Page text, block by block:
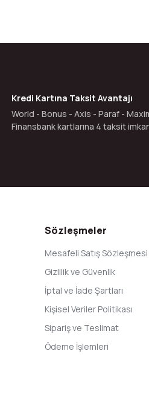
Kredi Kartına Taksit Avantajı
World - Bonus - Axis - Paraf -
Finansbank kartlarına 4 taksit
Sözleşmeler
Mesafeli Satış Sözleşmesi
Gizlilik ve Güvenlik
İptal ve İade Şartları
Kişisel Veriler Politikası
Sipariş ve Teslimat
Ödeme İşlemleri